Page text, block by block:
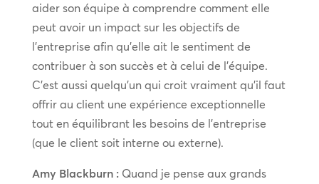
aider son équipe à comprendre comment elle
peut avoir un impact sur les objectifs de
l’entreprise afin qu’elle ait le sentiment de
contribuer à son succès et à celui de l’équipe.
C’est aussi quelqu’un qui croit vraiment qu’il faut
offrir au client une expérience exceptionnelle
tout en équilibrant les besoins de l’entreprise
(que le client soit interne ou externe).
Amy Blackburn :Quand je pense aux grands